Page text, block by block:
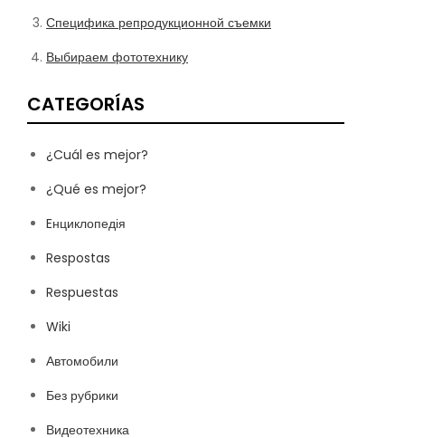
Специфика репродукционной съемки
Выбираем фототехнику
CATEGORÍAS
¿Cuál es mejor?
¿Qué es mejor?
Eнциклопедія
Respostas
Respuestas
Wiki
Автомобили
Без рубрики
Видеотехника